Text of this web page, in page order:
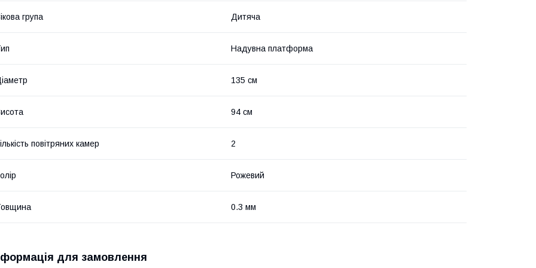
група Дитяча
Надувна платформа
135 см
94 см
повітряних камер 2
Рожевий
0.3 мм
для замовлення